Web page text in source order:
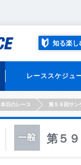
知る楽し
レーススケジュ
本日のレース 第５９回サン
第５